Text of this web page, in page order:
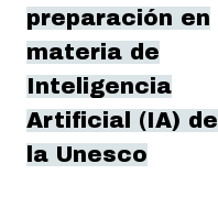
preparación en
materia de
Inteligencia
Artificial (IA) de
la Unesco